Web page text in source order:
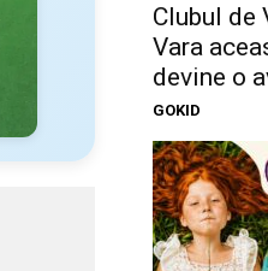
Clubul de
Vara
devine o
GOKID